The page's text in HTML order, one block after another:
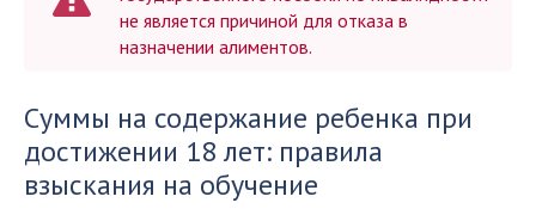
не является причиной для отказа в
назначении алиментов.
Суммы на содержание ребенка при
достижении 18 лет: правила
взыскания на обучение